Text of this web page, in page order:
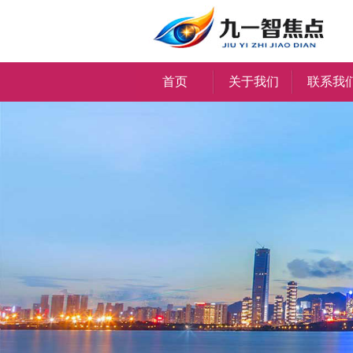
首页 关于我们 联系我